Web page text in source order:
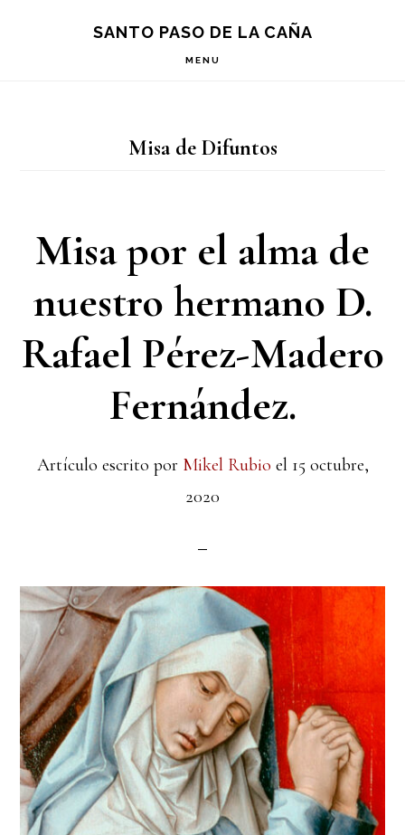
SANTO PASO DE LA CAÑA
MENU
Misa de Difuntos
Misa por el alma de
nuestro hermano D.
Rafael Pérez-Madero
Fernández.
Artículo escrito por Mikel Rubio el 15 octubre,
2020